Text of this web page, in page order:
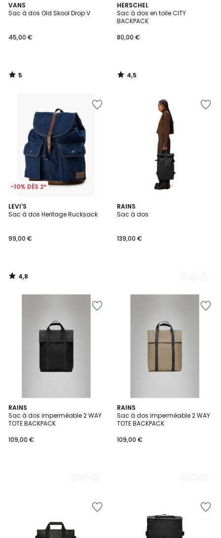
VANS
Sac à dos Old Skool Drop V
45,00 €
5
/
5
/
HERSCHEL
Sac à dos en toile CITY
BACKPACK
80,00 €
4,5
/ 5
4,5
/
-10% DÈS 2*
LEVI'S
Sac à dos Heritage Rucksack
99,00 €
4,8
/ 5
4,8
/
RAINS
Sac à dos
139,00 €
3
Couleurs
RAINS
Sac à dos imperméable 2 WAY
TOTE BACKPACK
109,00 €
2
Couleurs
RAINS
Sac à dos imperméable 2 WAY
TOTE BACKPACK
109,00 €
2
Couleurs